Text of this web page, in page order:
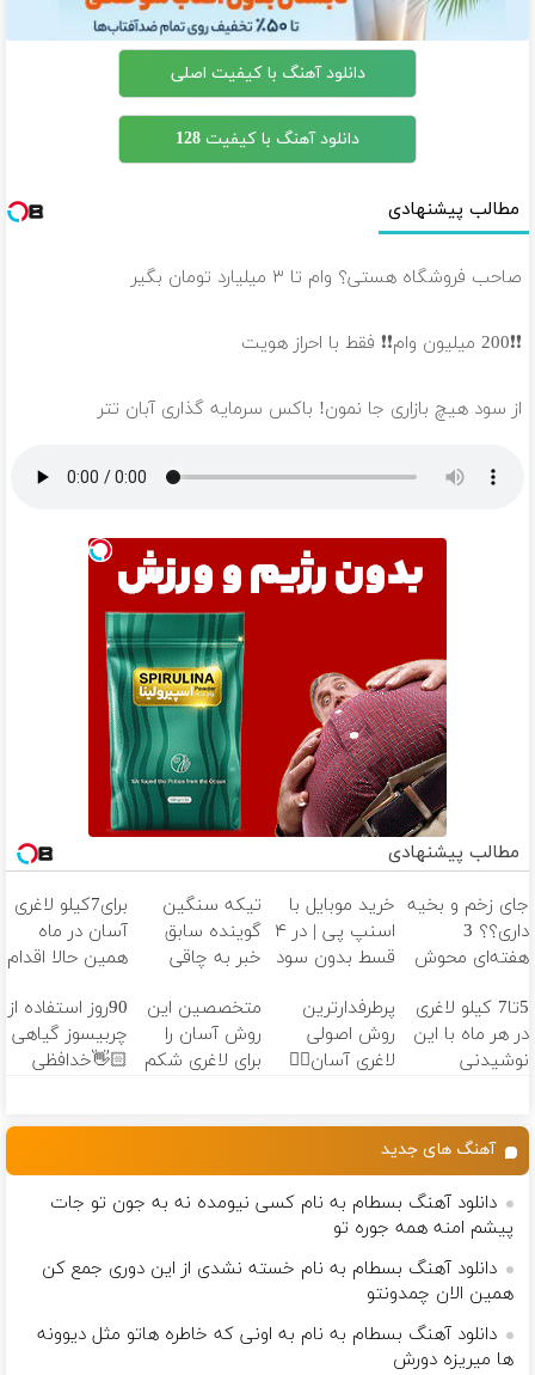
دانلود آهنگ با کیفیت اصلی
دانلود آهنگ با کیفیت 128
مطالب پیشنهادی
صاحب فروشگاه هستی؟ وام تا ۳ میلیارد تومان بگیر
❗❗200 میلیون وام❗❗ فقط با احراز هویت
از سود هیچ بازاری جا نمون! باکس سرمایه گذاری آبان تتر
مطالب پیشنهادی
جای زخم و بخیه
داری؟؟ 3
هفته‌ای محوش
خرید موبایل با
اسنپ پی | در ۴
قسط بدون سود
تیکه سنگین
گوینده سابق
خبر به چاقی
برنامه زنده😳
ببین چیشد
برای7کیلو لاغری
آسان در ماه
همین حالا اقدام
قیمت قدیم
5تا7 کیلو لاغری
در هر ماه با این
نوشیدنی
🔥
پرطرفدارترین
روش اصولی
لاغری آسان👈🏻
فقط امروز)
متخصصین این
روش آسان را
برای لاغری شکم
90روز استفاده از
چربیسوز گیاهی
👋🏻خدافظی
آهنگ های جدید
دانلود آهنگ بسطام به نام کسی نیومده نه به جون تو جات
پیشم امنه همه جوره تو
دانلود آهنگ بسطام به نام خسته نشدی از این دوری جمع کن
همین الان چمدونتو
دانلود آهنگ بسطام به نام به اونی که خاطره هاتو مثل دیوونه
ها میریزه دورش